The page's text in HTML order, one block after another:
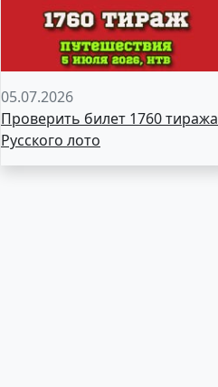
05.07.2026
Проверить билет 1760 тиража
Русского лото